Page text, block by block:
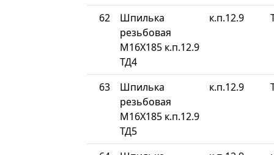
62
Шпилька
резьбовая
М16Х185 к.п.12.9
ТД4
к.п.12.9
63
Шпилька
резьбовая
М16Х185 к.п.12.9
ТД5
к.п.12.9